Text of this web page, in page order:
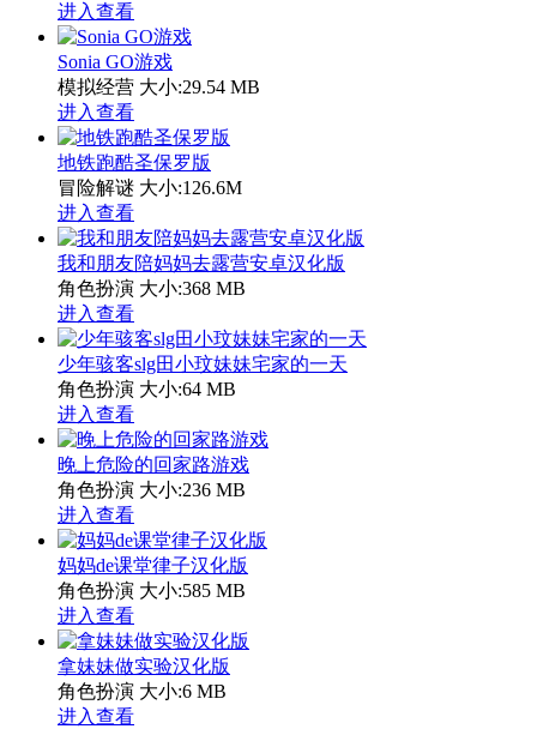
进入查看
Sonia GO游戏
模拟经营 大小:29.54 MB
进入查看
地铁跑酷圣保罗版
冒险解谜 大小:126.6M
进入查看
我和朋友陪妈妈去露营安卓汉化版
角色扮演 大小:368 MB
进入查看
少年骇客slg田小玟妹妹宅家的一天
角色扮演 大小:64 MB
进入查看
晚上危险的回家路游戏
角色扮演 大小:236 MB
进入查看
妈妈de课堂律子汉化版
角色扮演 大小:585 MB
进入查看
拿妹妹做实验汉化版
角色扮演 大小:6 MB
进入查看